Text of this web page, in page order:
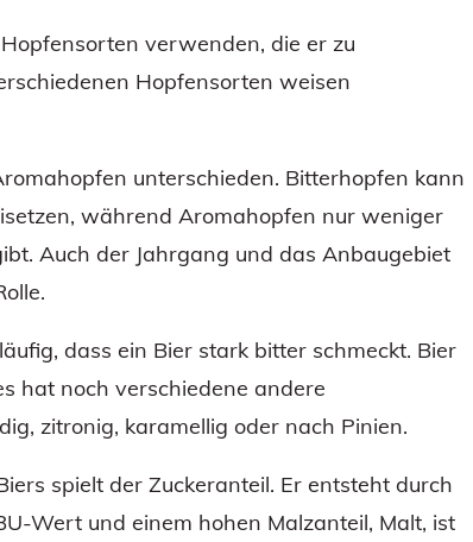
verwenden, die er zu
Hopfensorten weisen
unterschieden. Bitterhopfen kann
während Aromahopfen nur weniger
Auch der Jahrgang und das Anbaugebiet
dass ein Bier stark bitter schmeckt. Bier
hat noch verschiedene andere
zitronig, karamellig oder nach Pinien.
spielt der Zuckeranteil. Er entsteht durch
Wert und einem hohen Malzanteil, Malt, ist